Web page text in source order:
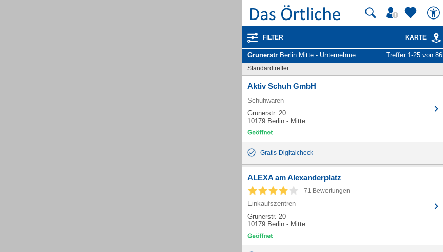
FILTER KARTE
Grunerstr Berlin Mitte - Unternehmen und Personen Treffer 1-25 von 86
Standardtreffer
Aktiv Schuh GmbH
Schuhwaren
Grunerstr. 20
10179 Berlin - Mitte
Gratis-Digitalcheck
ALEXA am Alexanderplatz
71 Bewertungen
Einkaufszentren
Grunerstr. 20
10179 Berlin - Mitte